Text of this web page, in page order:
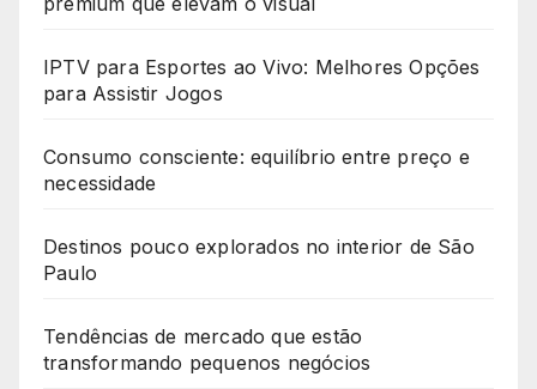
IPTV para Esportes ao Vivo: Melhores Opções
para Assistir Jogos
Consumo consciente: equilíbrio entre preço e
necessidade
Destinos pouco explorados no interior de São
Paulo
Tendências de mercado que estão
transformando pequenos negócios